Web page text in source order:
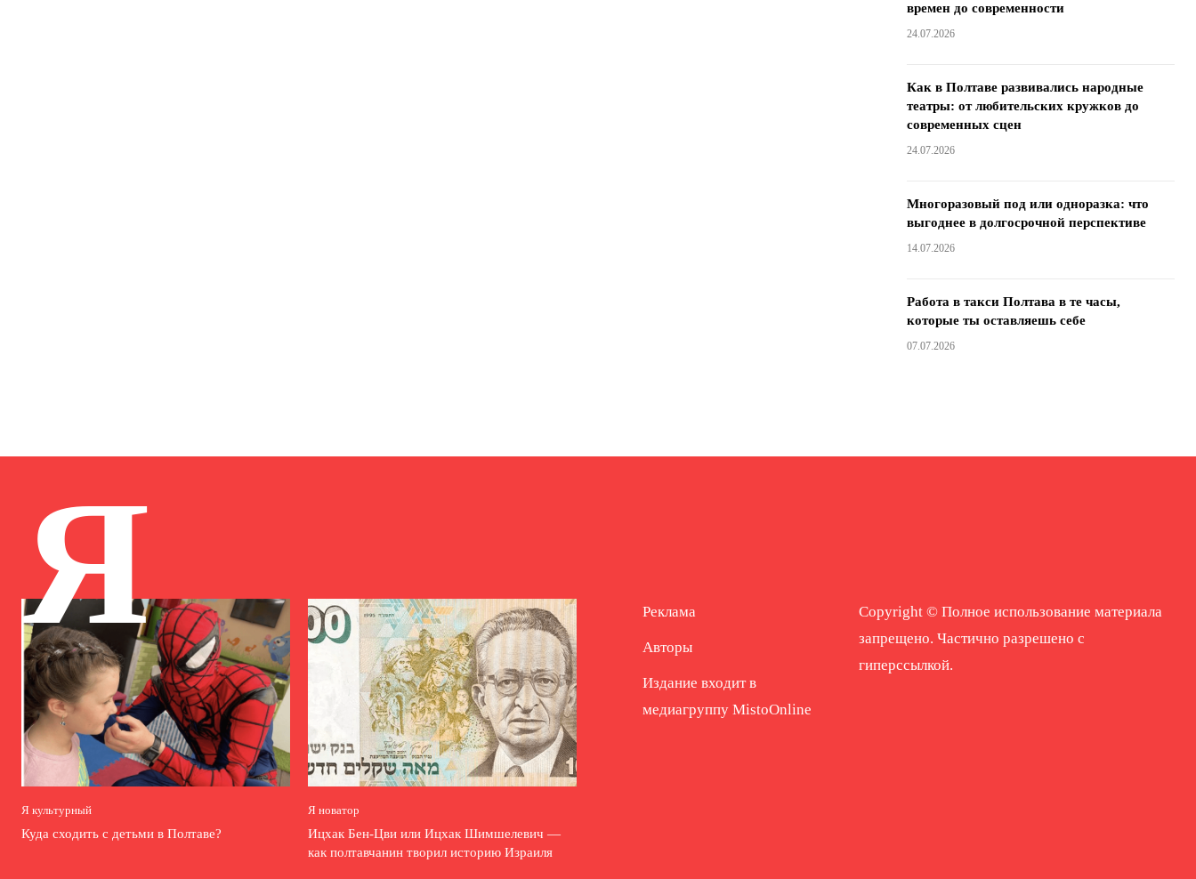
времен до современности
24.07.2026
Как в Полтаве развивались народные
театры: от любительских кружков до
современных сцен
24.07.2026
Многоразовый под или одноразка: что
выгоднее в долгосрочной перспективе
14.07.2026
Работа в такси Полтава в те часы,
которые ты оставляешь себе
07.07.2026
Я
Я культурный
Куда сходить с детьми в Полтаве?
Я новатор
Ицхак Бен-Цви или Ицхак Шимшелевич —
как полтавчанин творил историю Израиля
Реклама
Авторы
Издание входит в
медиагруппу MistoOnline
Copyright © Полное использование материала
запрещено. Частично разрешено с
гиперссылкой.